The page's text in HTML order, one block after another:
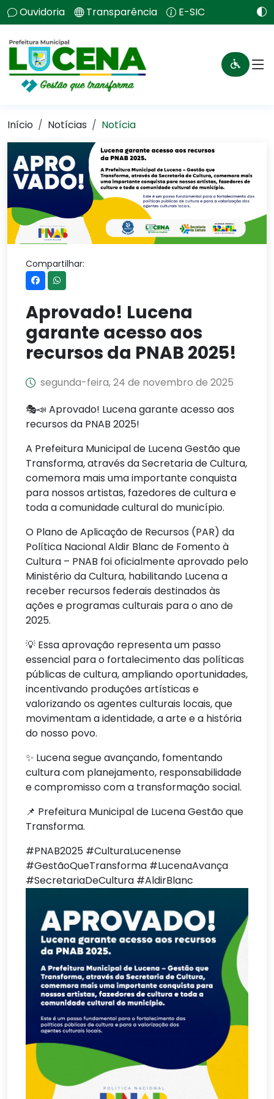
Ouvidoria Transparência E-SIC
Início Notícias Notícia
Compartilhar:
Aprovado! Lucena
garante acesso aos
recursos da PNAB 2025!
segunda-feira, 24 de novembro de 2025
🎭📣 Aprovado! Lucena garante acesso aos
recursos da PNAB 2025!
A Prefeitura Municipal de Lucena Gestão que
Transforma, através da Secretaria de Cultura,
comemora mais uma importante conquista
para nossos artistas, fazedores de cultura e
toda a comunidade cultural do município.
O Plano de Aplicação de Recursos (PAR) da
Política Nacional Aldir Blanc de Fomento à
Cultura – PNAB foi oficialmente aprovado pelo
Ministério da Cultura, habilitando Lucena a
receber recursos federais destinados às
ações e programas culturais para o ano de
2025.
💡 Essa aprovação representa um passo
essencial para o fortalecimento das políticas
públicas de cultura, ampliando oportunidades,
incentivando produções artísticas e
valorizando os agentes culturais locais, que
movimentam a identidade, a arte e a história
do nosso povo.
✨ Lucena segue avançando, fomentando
cultura com planejamento, responsabilidade
e compromisso com a transformação social.
📌 Prefeitura Municipal de Lucena Gestão que
Transforma.
#PNAB2025 #CulturaLucenense
#GestãoQueTransforma #LucenaAvança
#SecretariaDeCultura #AldirBlanc